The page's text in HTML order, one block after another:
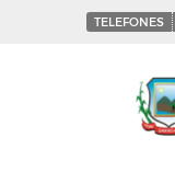
TELEFONES